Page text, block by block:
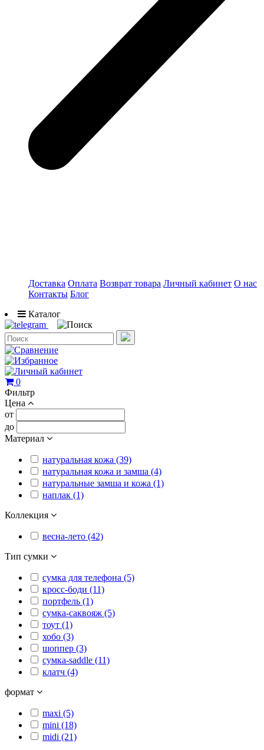
Доставка Оплата Возврат товара Личный кабинет О нас
Контакты Блог
Каталог
0
Фильтр
Цена
от
до
Материал
натуральная кожа (39)
натуральная кожа и замша (4)
натуральные замша и кожа (1)
наплак (1)
Коллекция
весна-лето (42)
Тип сумки
сумка для телефона (5)
кросс-боди (11)
портфель (1)
сумка-саквояж (5)
тоут (1)
хобо (3)
шоппер (3)
сумка-saddle (11)
клатч (4)
формат
maxi (5)
mini (18)
midi (21)